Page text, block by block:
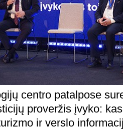
centro patalpose
proveržis įvyko:
ir verslo